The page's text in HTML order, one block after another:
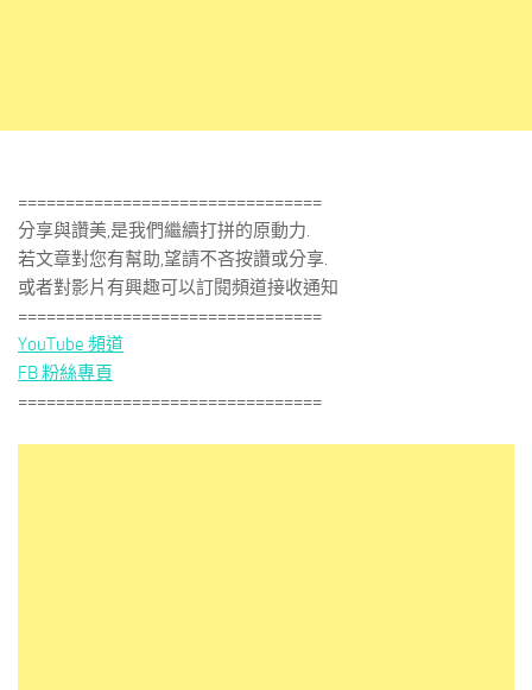
================================
分享與讚美,是我們繼續打拼的原動力.
若文章對您有幫助,望請不吝按讚或分享.
或者對影片有興趣可以訂閱頻道接收通知
================================
YouTube 頻道
FB 粉絲專頁
================================